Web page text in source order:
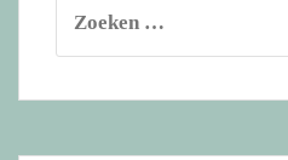
naar: